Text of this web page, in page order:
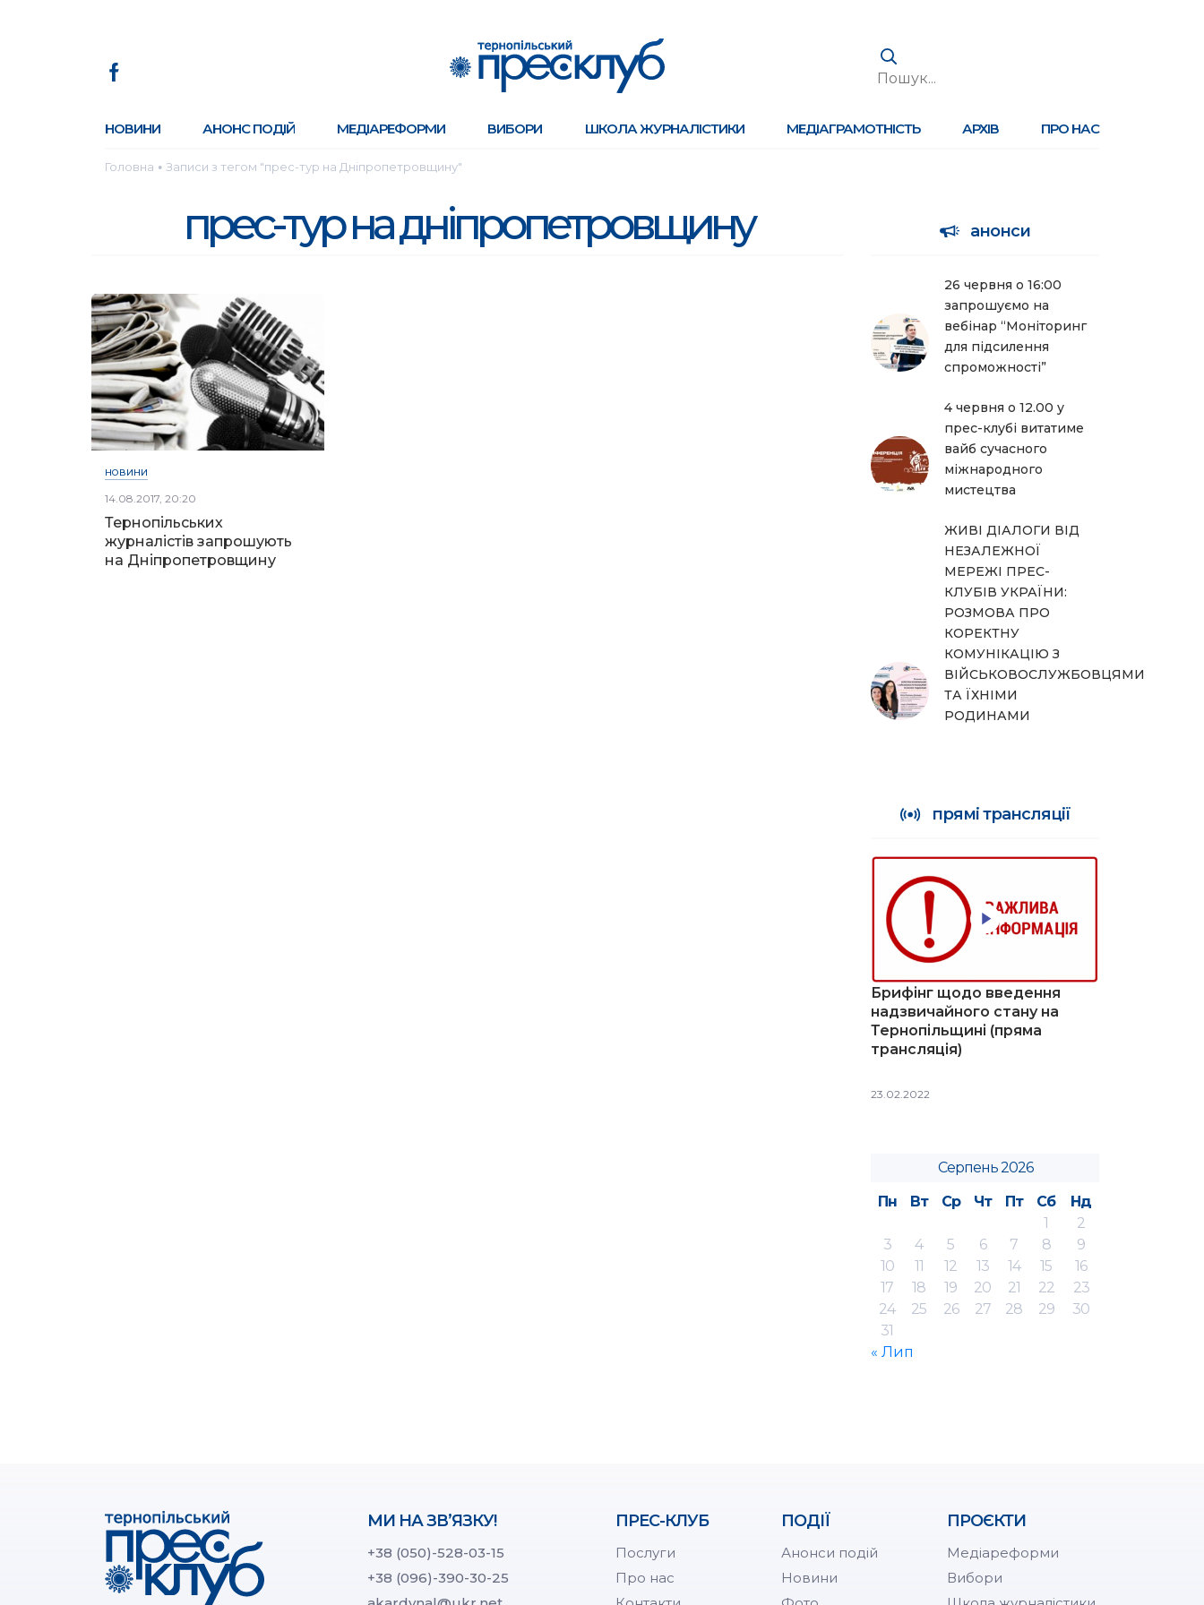
НОВИНИ АНОНС ПОДІЙ МЕДІАРЕФОРМИ ВИБОРИ ШКОЛА ЖУРНАЛІСТИКИ МЕДІАГРАМОТНІСТЬ АРХІВ ПРО НАС
Головна ● Записи з тегом "прес-тур на Дніпропетровщину"
прес-тур на дніпропетровщину
НОВИНИ
14.08.2017, 20:20
Тернопільських
журналістів запрошують
на Дніпропетровщину
анонси
26 червня о 16:00
запрошуємо на
вебінар “Моніторинг
для підсилення
спроможності”
4 червня о 12.00 у
прес-клубі витатиме
вайб сучасного
міжнародного
мистецтва
ЖИВІ ДІАЛОГИ ВІД
НЕЗАЛЕЖНОЇ
МЕРЕЖІ ПРЕС-
КЛУБІВ УКРАЇНИ:
РОЗМОВА ПРО
КОРЕКТНУ
КОМУНІКАЦІЮ З
ВІЙСЬКОВОСЛУЖБОВЦЯМИ
ТА ЇХНІМИ
РОДИНАМИ
прямі трансляції
Брифінг щодо введення
надзвичайного стану на
Тернопільщині (пряма
трансляція)
23.02.2022
Серпень 2026
Пн
Вт Ср Чт Пт Сб
Нд
1
2
3
4 5 6 7 8
9
10
11 12 13 14 15
16
17
18 19 20 21 22
23
24
25 26 27 28 29
30
31
« Лип
МИ НА ЗВ’ЯЗКУ!
+38 (050)-528-03-15
+38 (096)-390-30-25
ПРЕС-КЛУБ
Послуги
Про нас
ПОДІЇ
Анонси подій
Новини
ПРОЄКТИ
Медіареформи
Вибори